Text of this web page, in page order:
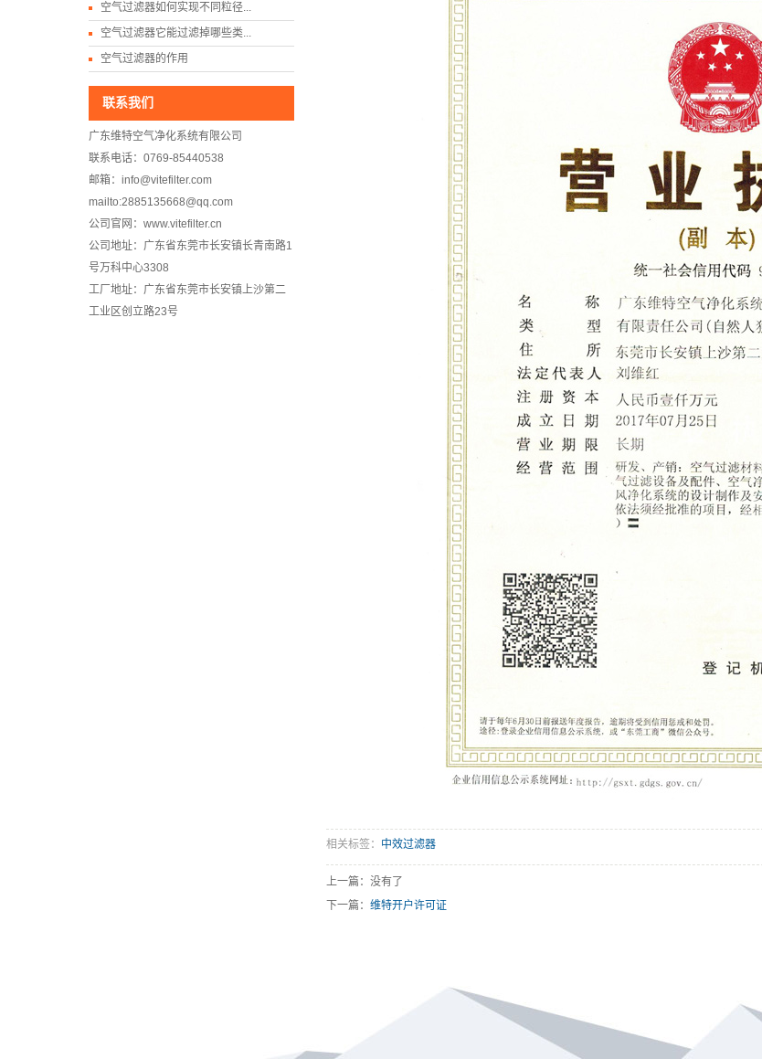
空气过滤器如何实现不同粒径...
空气过滤器它能过滤掉哪些类...
空气过滤器的作用
联系我们
广东维特空气净化系统有限公司
联系电话：0769-85440538
邮箱：info@vitefilter.com
mailto:2885135668@qq.com
公司官网：www.vitefilter.cn
公司地址：广东省东莞市长安镇长青南路1
号万科中心3308
工厂地址：广东省东莞市长安镇上沙第二
工业区创立路23号
相关标签： 中效过滤器
上一篇：没有了
下一篇： 维特开户许可证